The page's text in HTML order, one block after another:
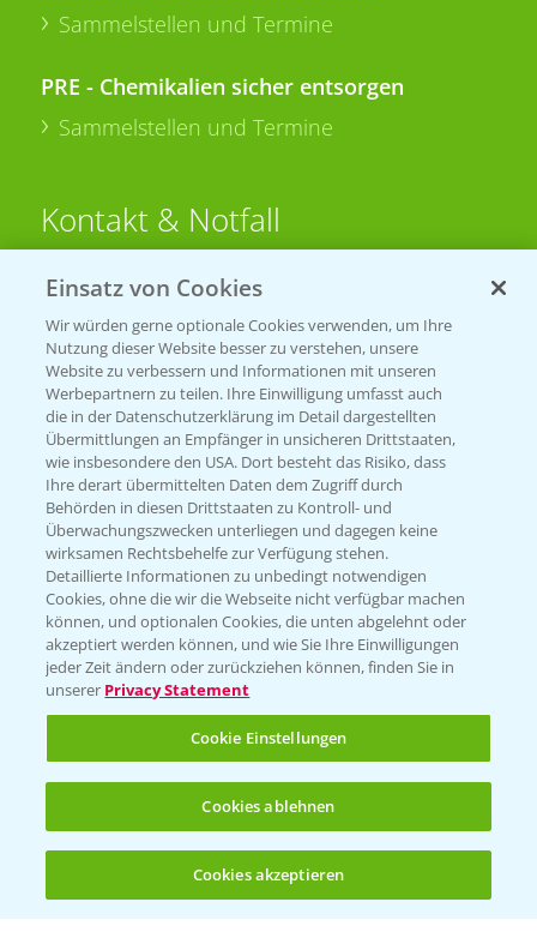
Sammelstellen und Termine
PRE - Chemikalien sicher entsorgen
Sammelstellen und Termine
Kontakt & Notfall
Beratung auf WhatsApp
T.+49 (0)174 346 564 1
KONTAKT
Hilfe in Notfällen
T.+49 (0)214/30-20220
Folgen Sie uns
Allgemeine Nutzungsbedingungen
Datenschutzerklärung
Einsatz von Cookies
Wir würden gerne optionale Cookies verwenden, um Ihre
Nutzung dieser Website besser zu verstehen, unsere
Website zu verbessern und Informationen mit unseren
Werbepartnern zu teilen. Ihre Einwilligung umfasst auch
die in der Datenschutzerklärung im Detail dargestellten
Übermittlungen an Empfänger in unsicheren Drittstaaten,
wie insbesondere den USA. Dort besteht das Risiko, dass
Ihre derart übermittelten Daten dem Zugriff durch
Behörden in diesen Drittstaaten zu Kontroll- und
Überwachungszwecken unterliegen und dagegen keine
wirksamen Rechtsbehelfe zur Verfügung stehen.
Detaillierte Informationen zu unbedingt notwendigen
Cookies, ohne die wir die Webseite nicht verfügbar machen
können, und optionalen Cookies, die unten abgelehnt oder
akzeptiert werden können, und wie Sie Ihre Einwilligungen
jeder Zeit ändern oder zurückziehen können, finden Sie in
unserer Privacy Statement
Cookie Einstellungen
Cookies ablehnen
Cookies akzeptieren